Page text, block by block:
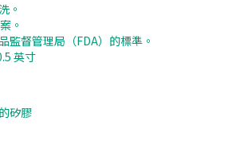
。
。
監督管理局（FDA）的標準。
英寸
矽膠